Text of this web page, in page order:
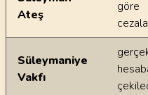
Ateş
göre
Süleymaniye
Vakfı